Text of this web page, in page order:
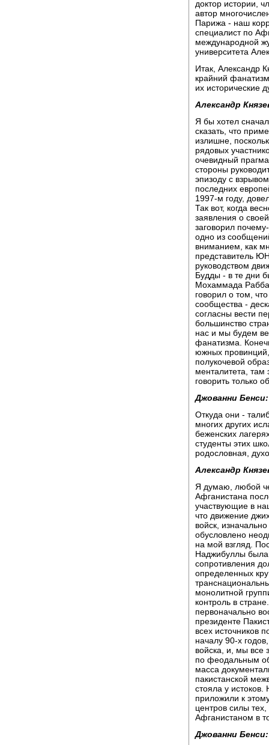
доктор истории,
автор
Парижа - наш
специалист по
международной
университета
Итак, Александр
крайний
их исторические
Александр
Я бы хотел
сказать, что
излишне,
рядовых
очевидный
стороны
эпизоду с
последних
1997-м году,
Так вот, когда
заявления о
заговорил
одно из
вниманием, как
представитель
руководством
Будды - в те дни
Мохаммада
говорил о том,
сообщества -
согласны вести
большинство
нас и мы будем
фанатизма.
южных
полукочевой
менталитета, там
говорить только
Джованни Бенси:
Откуда они -
многих других
беженских
студенты этих
родословная,
Александр
Я думаю, любой
Афганистана
участвующие в
что движение
войск,
обусловлено
на мой взгляд.
Наджибуллы
сопротивления
определенных
монолитной
контроль в
первоначально
президенте
всех источников
началу 90-х
войска, и, мы все
по феодальным
масса
пакистанской
стояла у
приложили к
центров силы
Афганистаном в
Джованни Бенси: